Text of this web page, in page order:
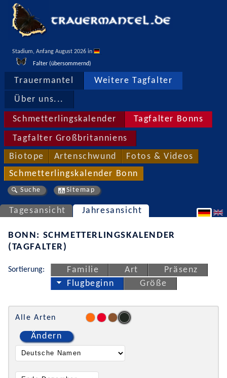
Stadium, Anfang August 2026 in
Falter (übersommernd)
Trauermantel Weitere Tagfalter
Über uns...
Schmetterlingskalender Tagfalter Bonns
Tagfalter Großbritanniens
Biotope Artenschwund Fotos & Videos
Schmetterlingskalender Bonn
Suche Sitemap
Tagesansicht Jahresansicht
BONN: SCHMETTERLINGSKALENDER
(TAGFALTER)
Sortierung: Familie Art
Präsenz
Flugbeginn
Größe
Alle Arten
Ändern